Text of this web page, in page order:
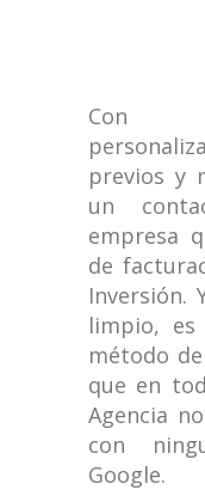
Con
previos y
un
empresa
de
Inversión.
limpio,
método
que en
Agencia
con
Google.